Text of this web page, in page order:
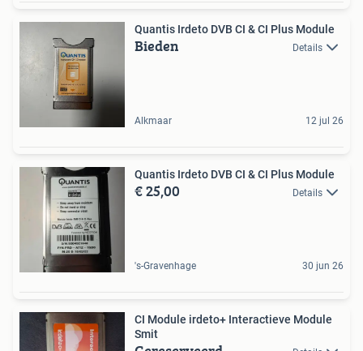
Quantis Irdeto DVB CI & CI Plus Module
Bieden Details
Alkmaar 12 jul 26
Quantis Irdeto DVB CI & CI Plus Module
€ 25,00 Details
's-Gravenhage 30 jun 26
CI Module irdeto+ Interactieve Module
Smit